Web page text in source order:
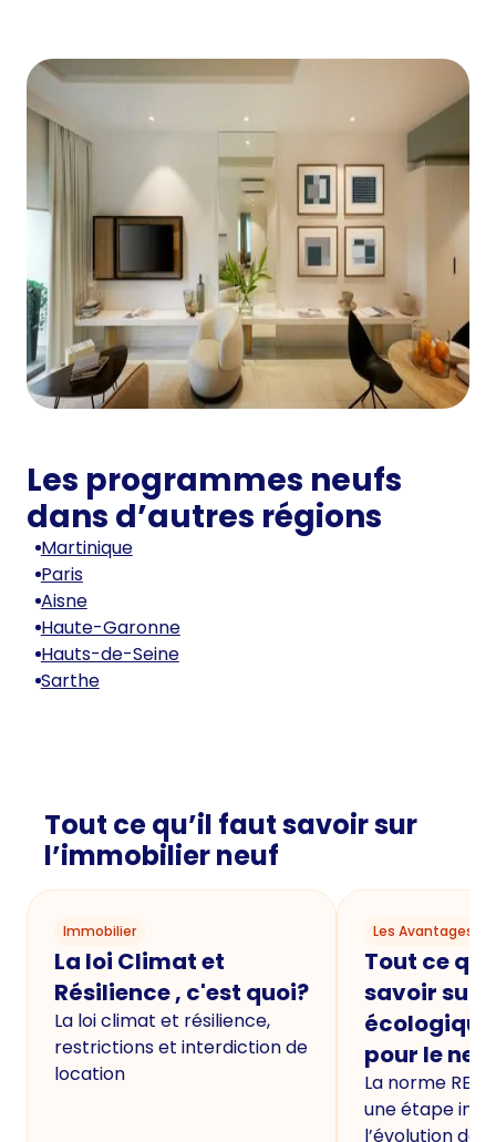
Les programmes neufs
dans d’autres régions
Martinique
Paris
Aisne
Haute-Garonne
Hauts-de-Seine
Sarthe
Tout ce qu’il faut savoir sur
l’immobilier neuf
Immobilier
La loi Climat et
Résilience , c'est quoi?
La loi climat et résilience,
restrictions et interdiction de
location
Les Avantages
Tout ce
savoir sur
écologique
pour le
La norme
une étape
l’évolution de